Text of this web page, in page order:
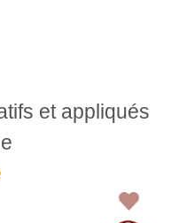
et appliqués